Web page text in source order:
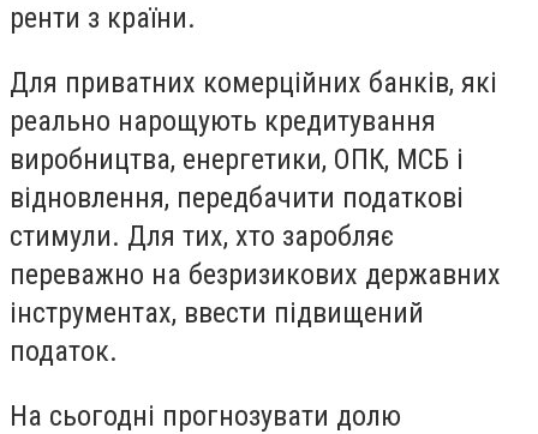
ренти з країни.
Для приватних комерційних банків, які
реально нарощують кредитування
виробництва, енергетики, ОПК, МСБ і
відновлення, передбачити податкові
стимули. Для тих, хто заробляє
переважно на безризикових державних
інструментах, ввести підвищений
податок.
На сьогодні прогнозувати долю